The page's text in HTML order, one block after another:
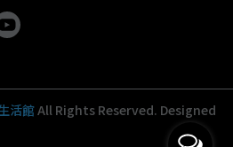
活館All Rights Reserved. Designed